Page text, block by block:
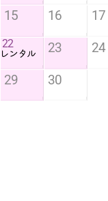
15 16 17
22
レンタル 23 24
29 30